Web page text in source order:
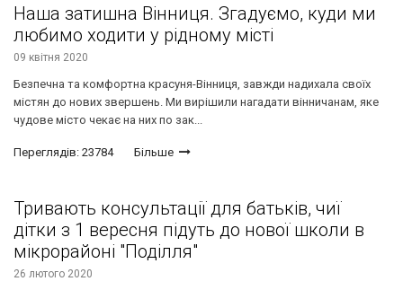
Наша затишна Вінниця. Згадуємо, куди ми
любимо ходити у рідному місті
09 квітня 2020
Безпечна та комфортна красуня-Вінниця, завжди надихала своїх
містян до нових звершень. Ми вирішили нагадати вінничанам, яке
чудове місто чекає на них по зак...
Переглядів: 23784 Більше
Тривають консультації для батьків, чиї
дітки з 1 вересня підуть до нової школи в
мікрорайоні "Поділля"
26 лютого 2020